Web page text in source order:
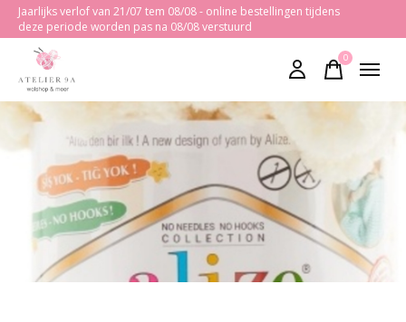
Jaarlijks verlof van 21/07 tem 08/08 - online bestellingen tijdens
deze periode worden pas na 08/08 verstuurd
0items